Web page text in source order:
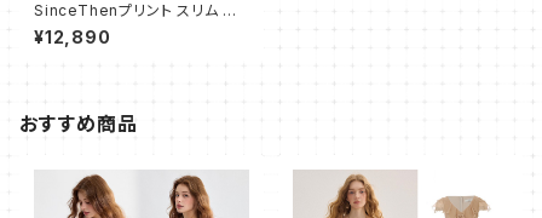
SinceThenプリント スリム ホ
ルダー ワンピース ロングOnep
iece
¥12,890
おすすめ商品